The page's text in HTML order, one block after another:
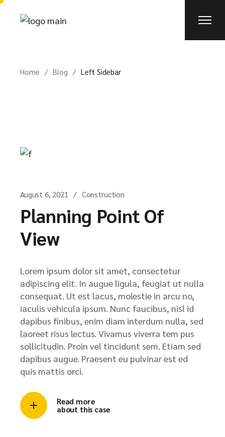
Home Blog Left Sidebar
August 6, 2021 Construction
Planning Point Of
View
Lorem ipsum dolor sit amet, consectetur
adipiscing elit. In augue ligula, feugiat ut nulla
consequat. Ut est lacus, molestie in arcu no,
iaculis vehicula ipsum. Nunc faucibus, nisl id
dapibus finibus, enim diam interdum nulla, sed
laoreet risus lectus. Vivamus viverra tem pus
sollicitudin. Proin vel tincidunt sem. Etiam sed
dapibus augue. Praesent eu pulvinar est ed
quis mattis orci.
Read more
about this case